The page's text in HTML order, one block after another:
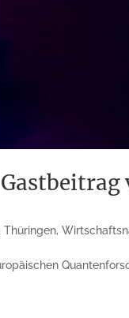
,Thüringen,